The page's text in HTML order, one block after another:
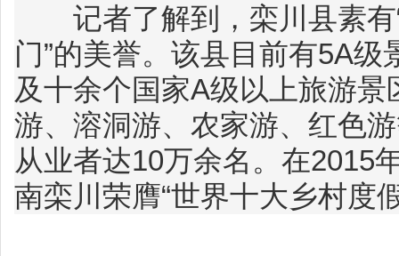
记者了解到，栾川县素有“
门”的美誉。该县目前有5A
及十余个国家A级以上旅游
游、溶洞游、农家游、红色
从业者达10万余名。在2015
南栾川荣膺“世界十大乡村度